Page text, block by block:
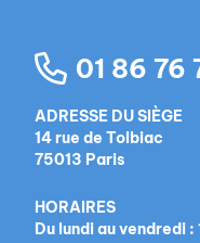
01 86 76
ADRESSE DU SIÈGE
14 rue de Tolbiac
75013 Paris
HORAIRES
Du lundi au vendredi